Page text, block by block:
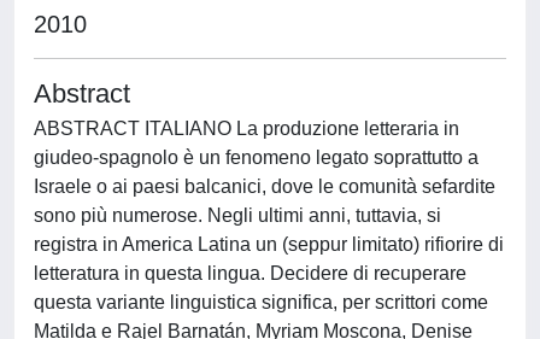
2010
Abstract
ABSTRACT ITALIANO La produzione letteraria in
giudeo-spagnolo è un fenomeno legato soprattutto a
Israele o ai paesi balcanici, dove le comunità sefardite
sono più numerose. Negli ultimi anni, tuttavia, si
registra in America Latina un (seppur limitato) rifiorire di
letteratura in questa lingua. Decidere di recuperare
questa variante linguistica significa, per scrittori come
Matilda e Rajel Barnatán, Myriam Moscona, Denise